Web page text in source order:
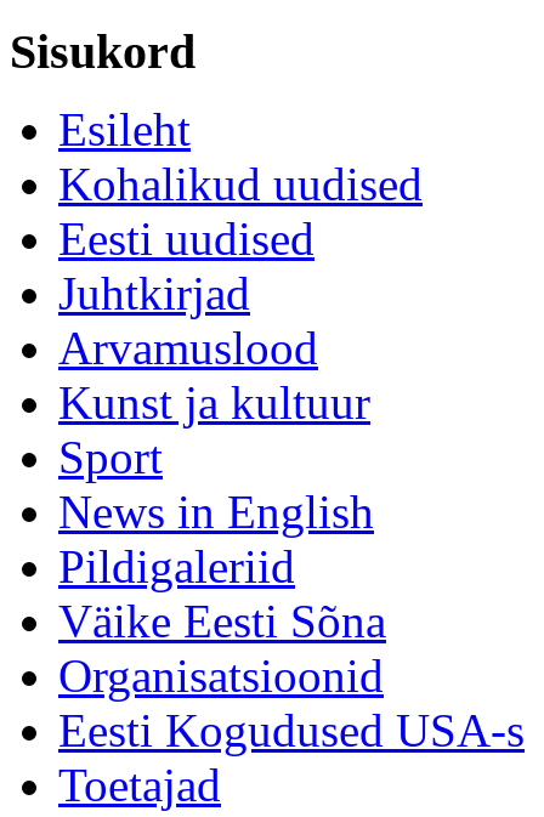
Sisukord
Esileht
Kohalikud uudised
Eesti uudised
Juhtkirjad
Arvamuslood
Kunst ja kultuur
Sport
News in English
Pildigaleriid
Väike Eesti Sõna
Organisatsioonid
Eesti Kogudused USA-s
Toetajad